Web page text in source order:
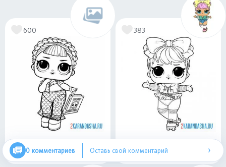
600
Кукла лул в прозрачном
383
роликах рассвет
0 комментариев Оставь свой комментарий ›